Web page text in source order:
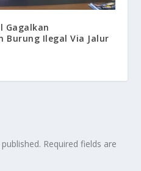
Gagalkan
Burung Ilegal Via Jalur
Required fields are